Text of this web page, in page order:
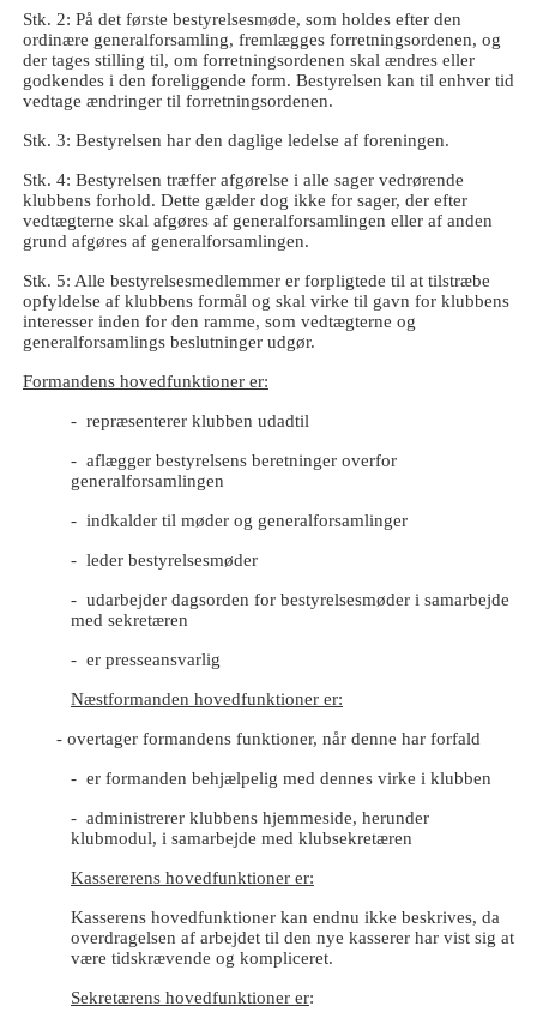
Stk. 2: På det første bestyrelsesmøde, som holdes efter den
ordinære generalforsamling, fremlægges forretningsordenen, og
der tages stilling til, om forretningsordenen skal ændres eller
godkendes i den foreliggende form. Bestyrelsen kan til enhver tid
vedtage ændringer til forretningsordenen.
Stk. 3: Bestyrelsen har den daglige ledelse af foreningen.
Stk. 4: Bestyrelsen træffer afgørelse i alle sager vedrørende
klubbens forhold. Dette gælder dog ikke for sager, der efter
vedtægterne skal afgøres af generalforsamlingen eller af anden
grund afgøres af generalforsamlingen.
Stk. 5: Alle bestyrelsesmedlemmer er forpligtede til at tilstræbe
opfyldelse af klubbens formål og skal virke til gavn for klubbens
interesser inden for den ramme, som vedtægterne og
generalforsamlings beslutninger udgør.
Formandens hovedfunktioner er:
- repræsenterer klubben udadtil
- aflægger bestyrelsens beretninger overfor
generalforsamlingen
- indkalder til møder og generalforsamlinger
- leder bestyrelsesmøder
- udarbejder dagsorden for bestyrelsesmøder i samarbejde
med sekretæren
- er presseansvarlig
Næstformanden hovedfunktioner er:
- overtager formandens funktioner, når denne har forfald
- er formanden behjælpelig med dennes virke i klubben
- administrerer klubbens hjemmeside, herunder
klubmodul, i samarbejde med klubsekretæren
Kassererens hovedfunktioner er:
Kasserens hovedfunktioner kan endnu ikke beskrives, da
overdragelsen af arbejdet til den nye kasserer har vist sig at
være tidskrævende og kompliceret.
Sekretærens hovedfunktioner er: